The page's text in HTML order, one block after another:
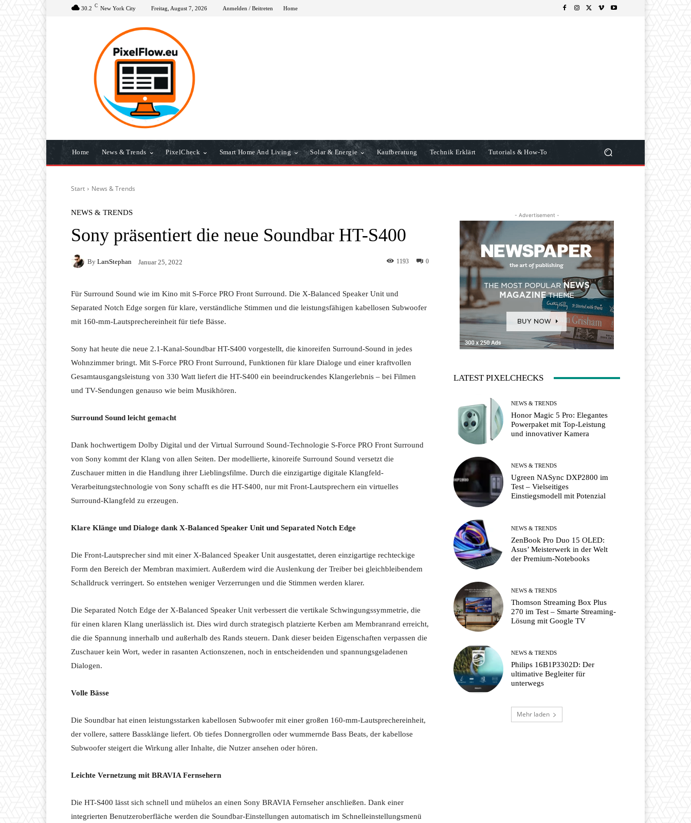
30.2 C New York City Freitag, August 7, 2026 Anmelden / Beitreten Home
Home News & Trends PixelCheck Smart Home And Living Solar & Energie Kaufberatung Technik Erklärt Tutorials & How-To
Start News & Trends
NEWS & TRENDS
Sony präsentiert die neue Soundbar HT-S400
By LarsStephan Januar 25, 2022 0
1193
Für Surround Sound wie im Kino mit S-Force PRO Front Surround. Die X-Balanced Speaker Unit und
Separated Notch Edge sorgen für klare, verständliche Stimmen und die leistungsfähigen kabellosen Subwoofer
mit 160-mm-Lautsprechereinheit für tiefe Bässe.
Sony hat heute die neue 2.1-Kanal-Soundbar HT-S400 vorgestellt, die kinoreifen Surround-Sound in jedes
Wohnzimmer bringt. Mit S-Force PRO Front Surround, Funktionen für klare Dialoge und einer kraftvollen
Gesamtausgangsleistung von 330 Watt liefert die HT-S400 ein beeindruckendes Klangerlebnis – bei Filmen
und TV-Sendungen genauso wie beim Musikhören.
Surround Sound leicht gemacht
Dank hochwertigem Dolby Digital und der Virtual Surround Sound-Technologie S-Force PRO Front Surround
von Sony kommt der Klang von allen Seiten. Der modellierte, kinoreife Surround Sound versetzt die
Zuschauer mitten in die Handlung ihrer Lieblingsfilme. Durch die einzigartige digitale Klangfeld-
Verarbeitungstechnologie von Sony schafft es die HT-S400, nur mit Front-Lautsprechern ein virtuelles
Surround-Klangfeld zu erzeugen.
Klare Klänge und Dialoge dank X-Balanced Speaker Unit und Separated Notch Edge
Die Front-Lautsprecher sind mit einer X-Balanced Speaker Unit ausgestattet, deren einzigartige rechteckige
Form den Bereich der Membran maximiert. Außerdem wird die Auslenkung der Treiber bei gleichbleibendem
Schalldruck verringert. So entstehen weniger Verzerrungen und die Stimmen werden klarer.
Die Separated Notch Edge der X-Balanced Speaker Unit verbessert die vertikale Schwingungssymmetrie, die
für einen klaren Klang unerlässlich ist. Dies wird durch strategisch platzierte Kerben am Membranrand erreicht,
die die Spannung innerhalb und außerhalb des Rands steuern. Dank dieser beiden Eigenschaften verpassen die
Zuschauer kein Wort, weder in rasanten Actionszenen, noch in entscheidenden und spannungsgeladenen
Dialogen.
Volle Bässe
Die Soundbar hat einen leistungsstarken kabellosen Subwoofer mit einer großen 160-mm-Lautsprechereinheit,
der vollere, sattere Bassklänge liefert. Ob tiefes Donnergrollen oder wummernde Bass Beats, der kabellose
Subwoofer steigert die Wirkung aller Inhalte, die Nutzer ansehen oder hören.
Leichte Vernetzung mit BRAVIA Fernsehern
Die HT-S400 lässt sich schnell und mühelos an einen Sony BRAVIA Fernseher anschließen. Dank einer
integrierten Benutzeroberfläche werden die Soundbar-Einstellungen automatisch im Schnelleinstellungsmenü
- Advertisement -
LATEST PIXELCHECKS
NEWS & TRENDS
Honor Magic 5 Pro: Elegantes
Powerpaket mit Top-Leistung
und innovativer Kamera
NEWS & TRENDS
Ugreen NASync DXP2800 im
Test – Vielseitiges
Einstiegsmodell mit Potenzial
NEWS & TRENDS
ZenBook Pro Duo 15 OLED:
Asus’ Meisterwerk in der Welt
der Premium-Notebooks
NEWS & TRENDS
Thomson Streaming Box Plus
270 im Test – Smarte Streaming-
Lösung mit Google TV
NEWS & TRENDS
Philips 16B1P3302D: Der
ultimative Begleiter für
unterwegs
Mehr laden